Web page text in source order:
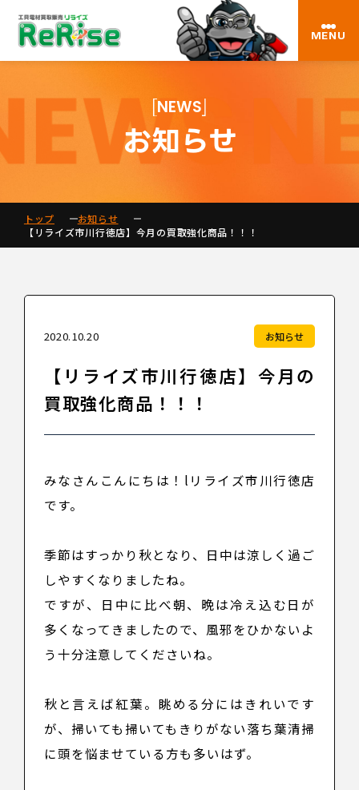
MENU
NEWS
お知らせ
トップ
お知らせ
【リライズ市川行徳店】今月の買取強化商品！！！
お知らせ
2020.10.20
【リライズ市川行徳店】今月の
買取強化商品！！！
みなさんこんにちは！lリライズ市川行徳店
です。
季節はすっかり秋となり、日中は涼しく過ご
しやすくなりましたね。
ですが、日中に比べ朝、晩は冷え込む日が
多くなってきましたので、風邪をひかないよ
う十分注意してくださいね。
秋と言えば紅葉。眺める分にはきれいです
が、掃いても掃いてもきりがない落ち葉清掃
に頭を悩ませている方も多いはず。